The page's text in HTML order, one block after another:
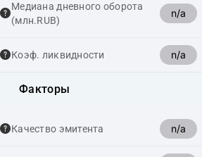
Медиана дневного оборота
(млн.RUB)
n/a
Коэф. ликвидности n/a
Факторы
Качество эмитента n/a